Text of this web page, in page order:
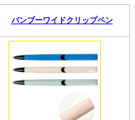
バンブーワイドクリップペン